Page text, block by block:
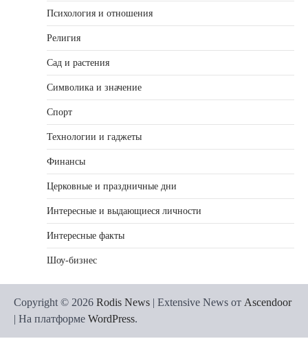
Психология и отношения
Религия
Сад и растения
Символика и значение
Спорт
Технологии и гаджеты
Финансы
Церковные и праздничные дни
Интересные и выдающиеся личности
Интересные факты
Шоу-бизнес
Copyright © 2026 Rodis News | Extensive News от Ascendoor
| На платформе WordPress.